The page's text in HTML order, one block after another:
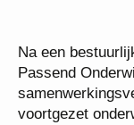
Na een
coöperatie
voortgezet